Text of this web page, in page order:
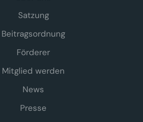
Satzung
Beitragsordnung
Förderer
Mitglied werden
News
Presse